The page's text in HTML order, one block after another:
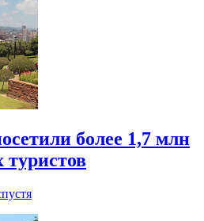
более 1,7 млн